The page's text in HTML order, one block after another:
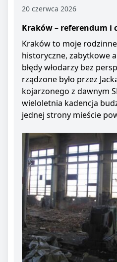
20 czerwca 2026
Kraków – referendum i
Kraków to moje
historyczne, zabytkowe
błędy włodarzy bez
rządzone było przez
kojarzonego z dawnym
wieloletnia kadencja
jednej strony mieście